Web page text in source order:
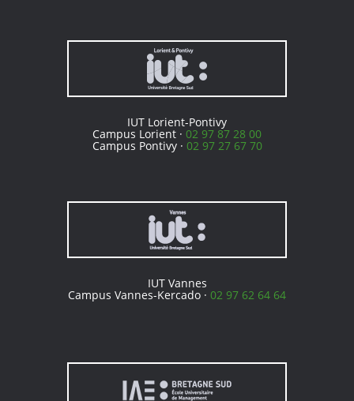
IUT Lorient-Pontivy
Campus Lorient · 02 97 87 28 00
Campus Pontivy · 02 97 27 67 70
IUT Vannes
Campus Vannes-Kercado · 02 97 62 64 64